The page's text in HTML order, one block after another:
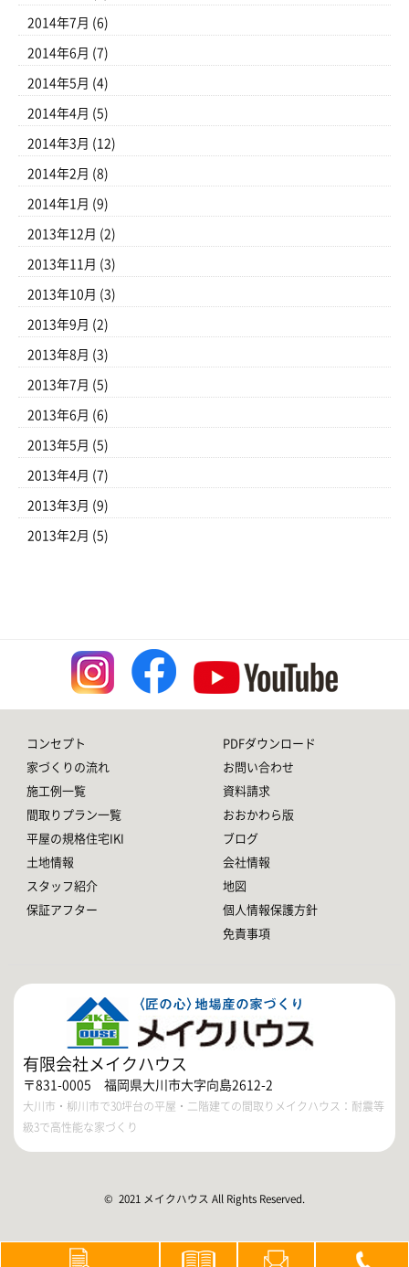
2014年7月 (6)
2014年6月 (7)
2014年5月 (4)
2014年4月 (5)
2014年3月 (12)
2014年2月 (8)
2014年1月 (9)
2013年12月 (2)
2013年11月 (3)
2013年10月 (3)
2013年9月 (2)
2013年8月 (3)
2013年7月 (5)
2013年6月 (6)
2013年5月 (5)
2013年4月 (7)
2013年3月 (9)
2013年2月 (5)
コンセプト
家づくりの流れ
施工例一覧
間取りプラン一覧
平屋の規格住宅IKI
土地情報
スタッフ紹介
保証アフター
PDFダウンロード
お問い合わせ
資料請求
おおかわら版
ブログ
会社情報
地図
個人情報保護方針
免責事項
有限会社メイクハウス
〒831-0005 福岡県大川市大字向島2612-2
大川市・柳川市で30坪台の平屋・二階建ての間取りメイクハウス：耐震等
級3で高性能な家づくり
© 2021 メイクハウス All Rights Reserved.